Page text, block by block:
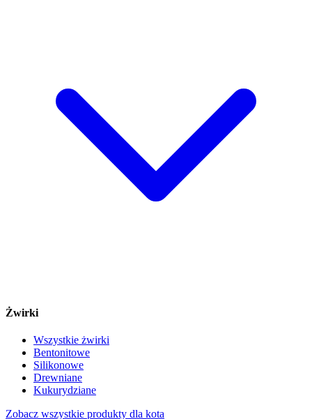
Żwirki
Wszystkie żwirki
Bentonitowe
Silikonowe
Drewniane
Kukurydziane
Zobacz wszystkie produkty dla kota